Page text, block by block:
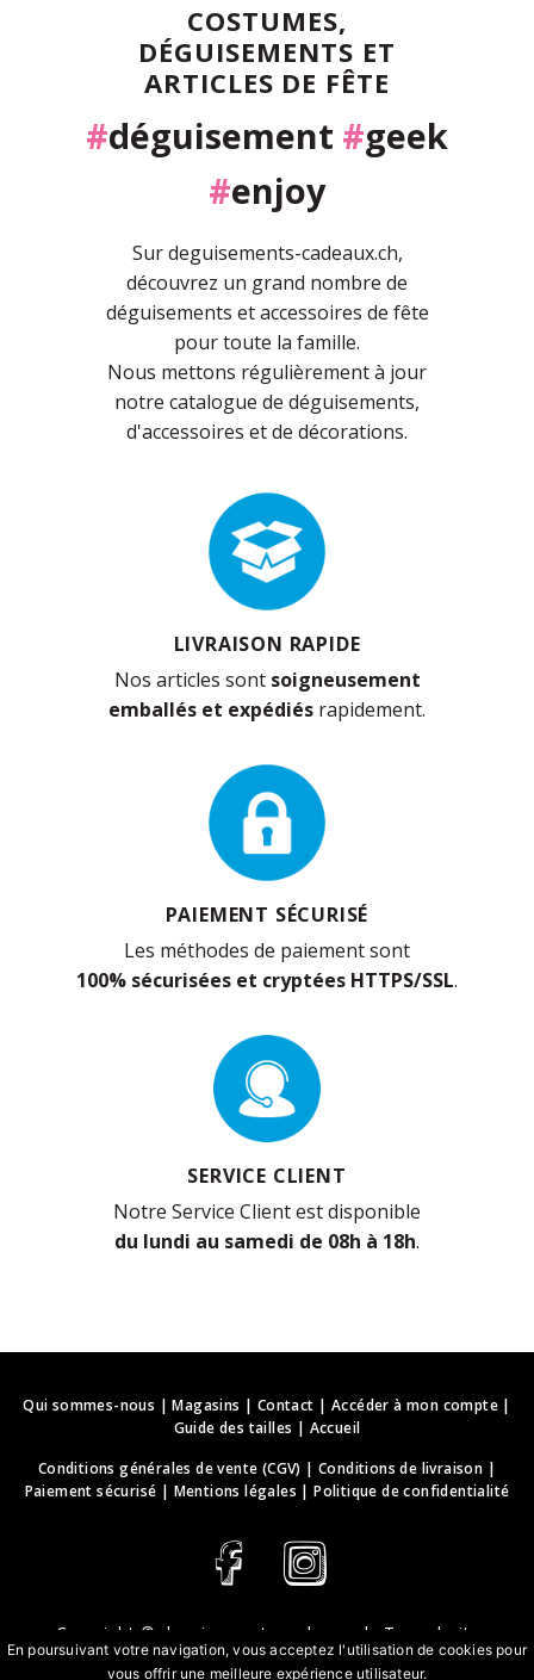
COSTUMES,
DÉGUISEMENTS ET
ARTICLES DE FÊTE
#déguisement #geek
#enjoy
Sur deguisements-cadeaux.ch,
découvrez un grand nombre de
déguisements et accessoires de fête
pour toute la famille.
Nous mettons régulièrement à jour
notre catalogue de déguisements,
d'accessoires et de décorations.
LIVRAISON RAPIDE
Nos articles sont soigneusement
emballés et expédiés rapidement.
PAIEMENT SÉCURISÉ
Les méthodes de paiement sont
100% sécurisées et cryptées HTTPS/SSL.
SERVICE CLIENT
Notre Service Client est disponible
du lundi au samedi de 08h à 18h.
Qui sommes-nous |Magasins | Contact | Accéder à mon compte|
Guide des tailles | Accueil
Conditions générales de vente (CGV) |Conditions de livraison |
Paiement sécurisé | Mentions légales |Politique de confidentialité
Copyright © deguisements-cadeaux.ch
. Tous droits
réservés.
En poursuivant votre navigation, vous acceptez l'utilisation de cookies pour
vous offrir une meilleure expérience utilisateur.